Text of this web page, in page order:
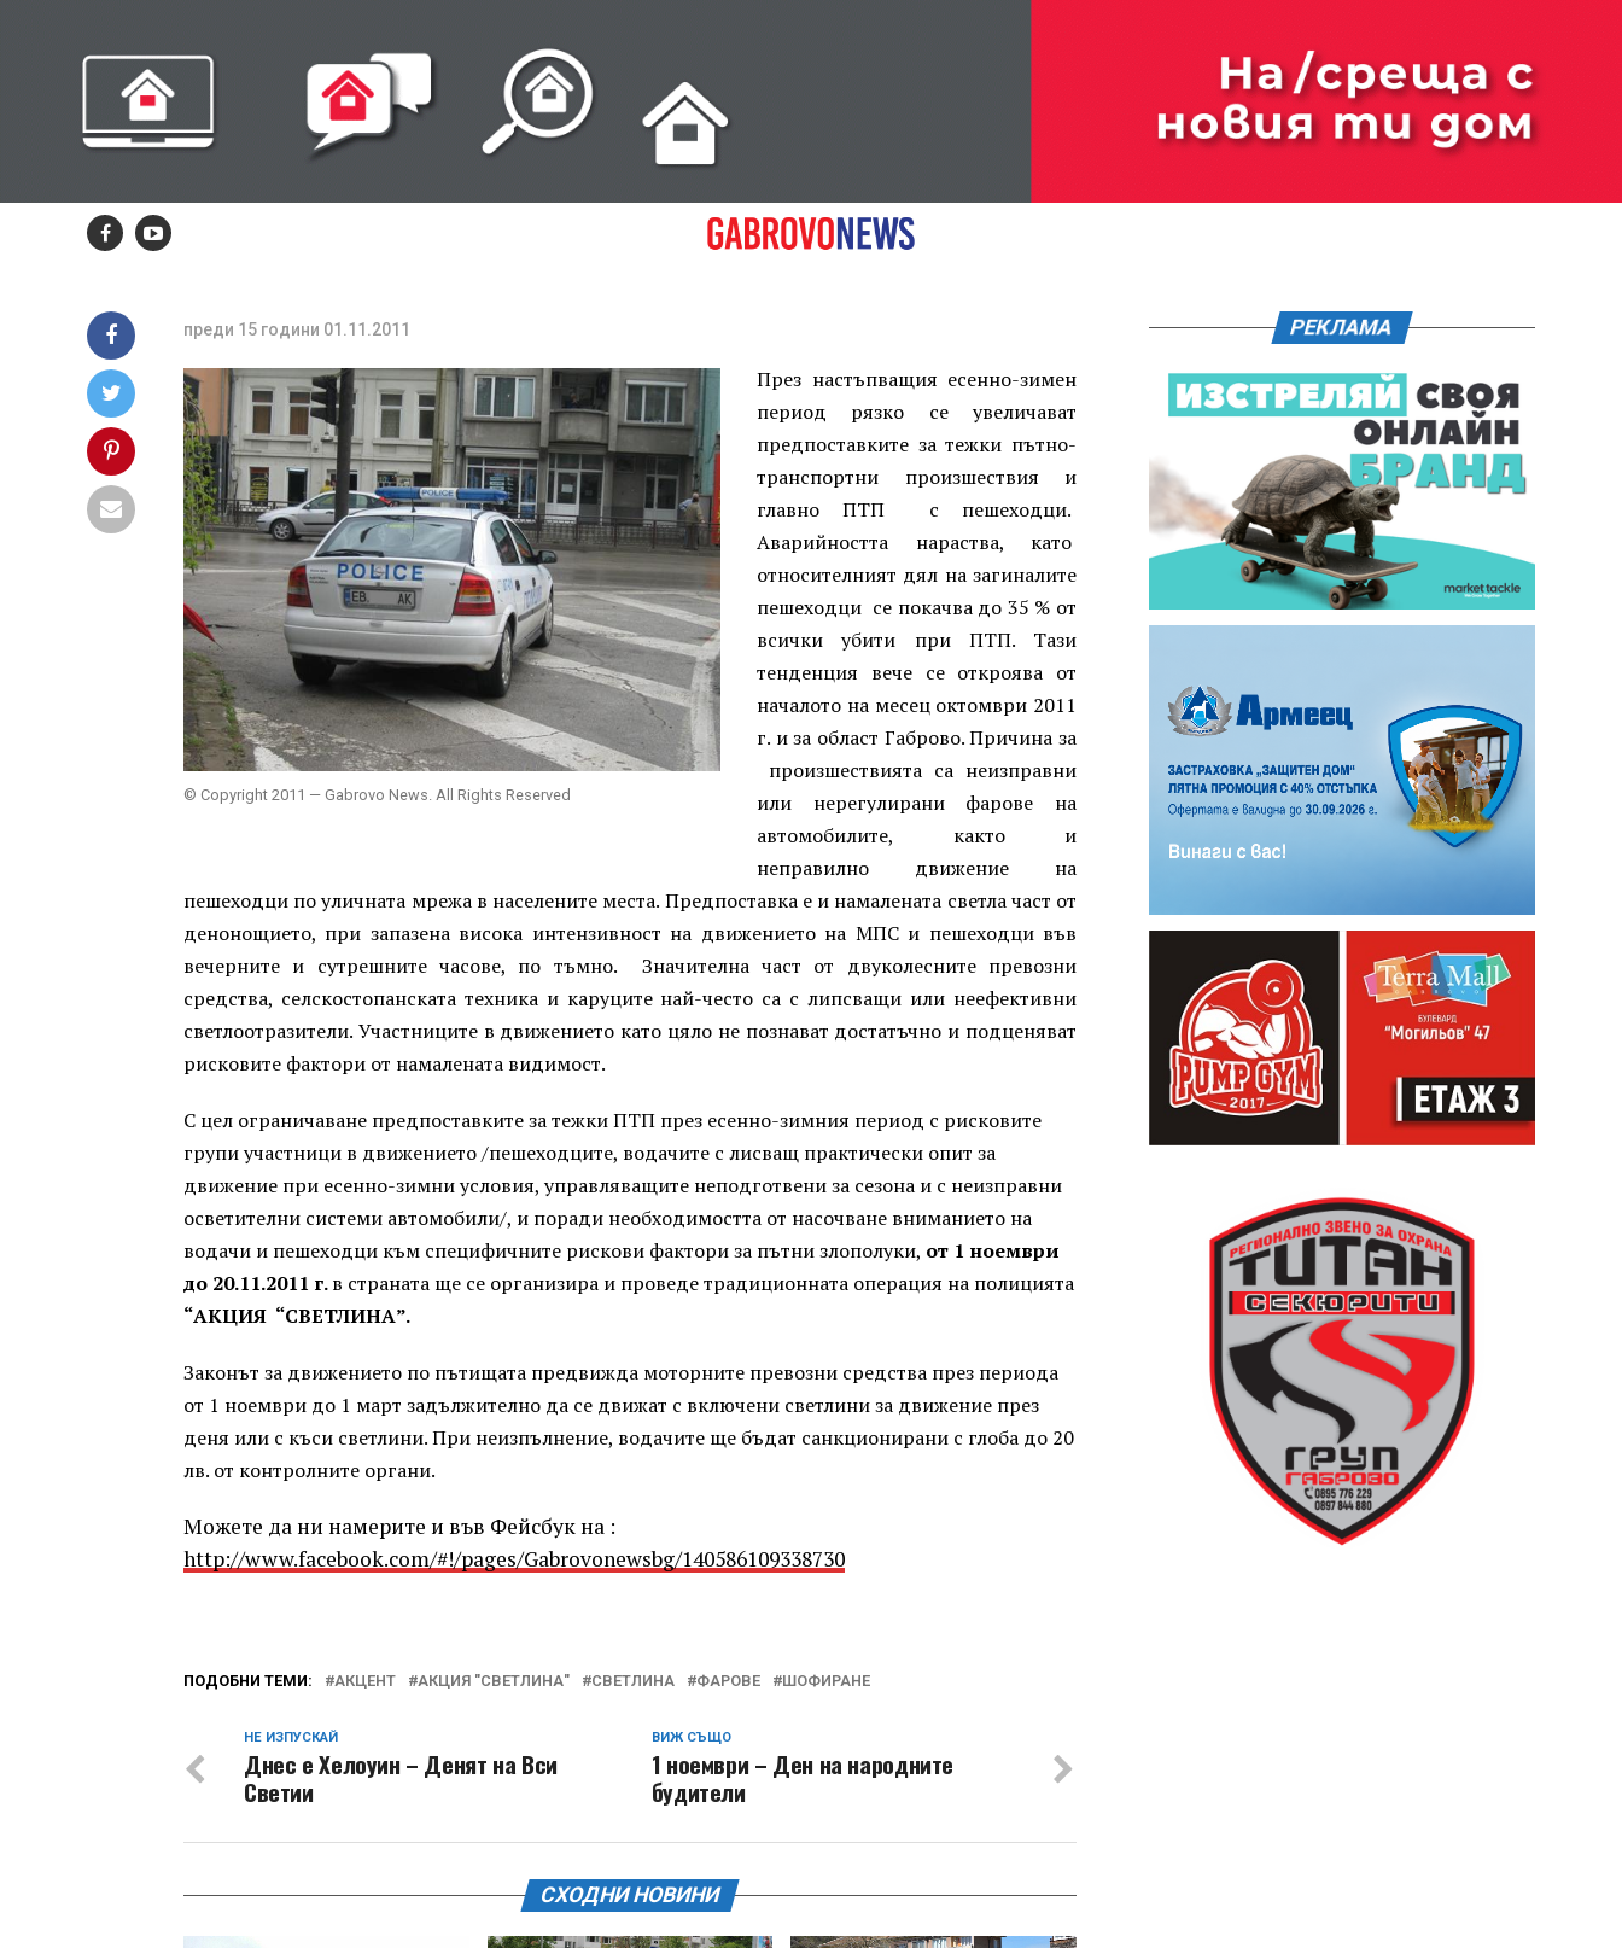
март караме с
включени
фарове и през
деня
преди 15 години 01.11.2011
© Copyright 2011 — Gabrovo News. All Rights Reserved
През настъпващия есенно-зимен
период рязко се увеличават
предпоставките за тежки пътно-
транспортни произшествия и
главно ПТП с пешеходци.
Аварийността нараства, като
относителният дял на загиналите
пешеходци се покачва до 35 % от
всички убити при ПТП. Тази
тенденция вече се откроява от
началото на месец октомври 2011
г. и за област Габрово. Причина за
произшествията са неизправни
или нерегулирани фарове на
автомобилите, както и
неправилно движение на
пешеходци по уличната мрежа в населените места. Предпоставка е и намалената светла част от
денонощието, при запазена висока интензивност на движението на МПС и пешеходци във
вечерните и сутрешните часове, по тъмно. Значителна част от двуколесните превозни
средства, селскостопанската техника и каруците най-често са с липсващи или неефективни
светлоотразители. Участниците в движението като цяло не познават достатъчно и подценяват
рисковите фактори от намалената видимост.
С цел ограничаване предпоставките за тежки ПТП през есенно-зимния период с рисковите
групи участници в движението /пешеходците, водачите с лисващ практически опит за
движение при есенно-зимни условия, управляващите неподготвени за сезона и с неизправни
осветителни системи автомобили/, и поради необходимостта от насочване вниманието на
водачи и пешеходци към специфичните рискови фактори за пътни злополуки, от 1 ноември
до 20.11.2011 г.в страната ще се организира и проведе традиционната операция на полицията
“АКЦИЯ “СВЕТЛИНА”.
Законът за движението по пътищата предвижда моторните превозни средства през периода
от 1 ноември до 1 март задължително да се движат с включени светлини за движение през
деня или с къси светлини. При неизпълнение, водачите ще бъдат санкционирани с глоба до 20
лв. от контролните органи.
Можете да ни намерите и във Фейсбук на :
http://www.facebook.com/#!/pages/Gabrovonewsbg/140586109338730
ПОДОБНИ ТЕМИ: АКЦЕНТ АКЦИЯ "СВЕТЛИНА" СВЕТЛИНА ФАРОВЕ ШОФИРАНЕ
ВИЖ СЪЩО
1 ноември – Ден на народните
будители
НЕ ИЗПУСКАЙ
Днес е Хелоуин – Денят на Вси
Светии
СХОДНИ НОВИНИ
РЕКЛАМА